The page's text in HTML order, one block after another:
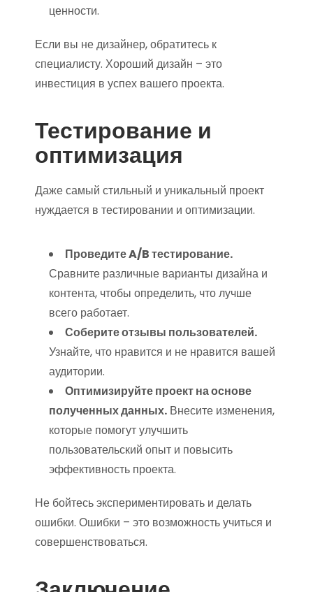
ценности.
Если вы не дизайнер, обратитесь к
специалисту. Хороший дизайн – это
инвестиция в успех вашего проекта.
Тестирование и
оптимизация
Даже самый стильный и уникальный проект
нуждается в тестировании и оптимизации.
Проведите A/B тестирование.
Сравните различные варианты дизайна и
контента, чтобы определить, что лучше
всего работает.
Соберите отзывы пользователей.
Узнайте, что нравится и не нравится вашей
аудитории.
Оптимизируйте проект на основе
полученных данных. Внесите изменения,
которые помогут улучшить
пользовательский опыт и повысить
эффективность проекта.
Не бойтесь экспериментировать и делать
ошибки. Ошибки – это возможность учиться и
совершенствоваться.